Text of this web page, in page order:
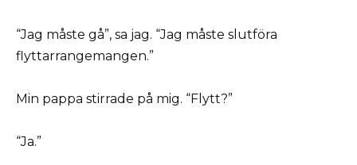
“Jag måste gå”, sa jag. “Jag måste slutföra
flyttarrangemangen.”
Min pappa stirrade på mig. “Flytt?”
“Ja.”